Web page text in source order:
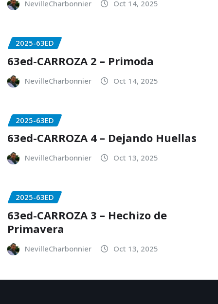
NevilleCharbonnier Oct 14, 2025
2025-63ED
63ed-CARROZA 2 – Primoda
NevilleCharbonnier Oct 14, 2025
2025-63ED
63ed-CARROZA 4 – Dejando Huellas
NevilleCharbonnier Oct 13, 2025
2025-63ED
63ed-CARROZA 3 – Hechizo de
Primavera
NevilleCharbonnier Oct 13, 2025